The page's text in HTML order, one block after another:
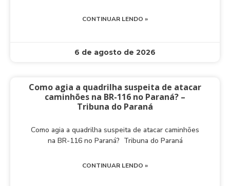
CONTINUAR LENDO »
6 de agosto de 2026
Como agia a quadrilha suspeita de atacar
caminhões na BR-116 no Paraná? –
Tribuna do Paraná
Como agia a quadrilha suspeita de atacar caminhões
na BR-116 no Paraná? Tribuna do Paraná
CONTINUAR LENDO »